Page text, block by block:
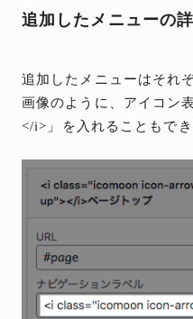
追加したメニューの
追加したメニューはそれ
画像のように、アイコン
</i>」を入れることもでき